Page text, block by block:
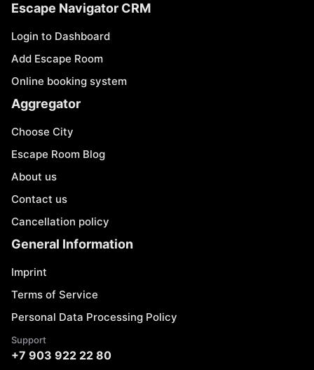
Escape Navigator CRM
Login to Dashboard
Add Escape Room
Online booking system
Aggregator
Choose City
Escape Room Blog
About us
Contact us
Cancellation policy
General Information
Imprint
Terms of Service
Personal Data Processing Policy
Support
+7 903 922 22 80